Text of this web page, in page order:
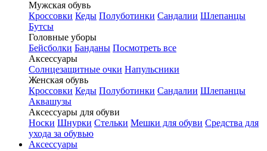
Мужская обувь
Кроссовки Кеды Полуботинки Сандалии Шлепанцы
Бутсы
Головные уборы
Бейсболки Банданы Посмотреть все
Аксессуары
Солнцезащитные очки Напульсники
Женская обувь
Кроссовки Кеды Полуботинки Сандалии Шлепанцы
Аквашузы
Аксессуары для обуви
Носки Шнурки Стельки Мешки для обуви Средства для
ухода за обувью
Аксессуары